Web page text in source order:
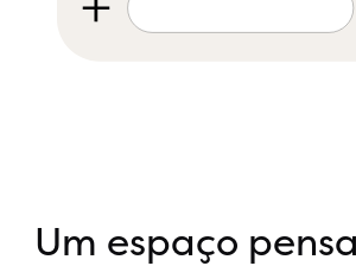
Um espaço